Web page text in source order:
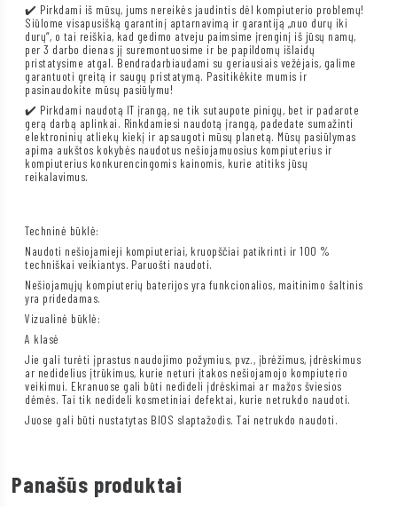
✔️ Pirkdami iš mūsų, jums nereikės jaudintis dėl kompiuterio problemų!
Siūlome visapusišką garantinį aptarnavimą ir garantiją „nuo durų iki
durų“, o tai reiškia, kad gedimo atveju paimsime įrenginį iš jūsų namų,
per 3 darbo dienas jį suremontuosime ir be papildomų išlaidų
pristatysime atgal. Bendradarbiaudami su geriausiais vežėjais, galime
garantuoti greitą ir saugų pristatymą. Pasitikėkite mumis ir
pasinaudokite mūsų pasiūlymu!
✔️ Pirkdami naudotą IT įrangą, ne tik sutaupote pinigų, bet ir padarote
gerą darbą aplinkai. Rinkdamiesi naudotą įrangą, padedate sumažinti
elektroninių atliekų kiekį ir apsaugoti mūsų planetą. Mūsų pasiūlymas
apima aukštos kokybės naudotus nešiojamuosius kompiuterius ir
kompiuterius konkurencingomis kainomis, kurie atitiks jūsų
reikalavimus.
Techninė būklė:
Naudoti nešiojamieji kompiuteriai, kruopščiai patikrinti ir 100 %
techniškai veikiantys. Paruošti naudoti.
Nešiojamųjų kompiuterių baterijos yra funkcionalios, maitinimo šaltinis
yra pridedamas.
Vizualinė būklė:
A klasė
Jie gali turėti įprastus naudojimo požymius, pvz., įbrėžimus, įdrėskimus
ar nedidelius įtrūkimus, kurie neturi įtakos nešiojamojo kompiuterio
veikimui. Ekranuose gali būti nedideli įdrėskimai ar mažos šviesios
dėmės. Tai tik nedideli kosmetiniai defektai, kurie netrukdo naudoti.
Juose gali būti nustatytas BIOS slaptažodis. Tai netrukdo naudoti.
Panašūs produktai